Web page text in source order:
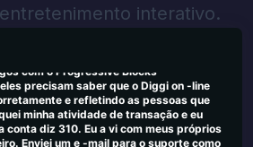
interativo.
Win 900.740, etc. A tela congelou em
com o Progressive Blocks
precisam saber que o Diggi on -line
e refletindo as pessoas que
minha atividade de transação e eu
conta diz 310. Eu a vi com meus próprios
Enviei um e -mail para o suporte como